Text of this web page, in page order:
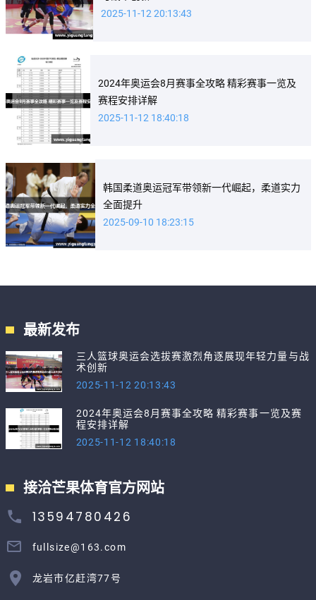
2025-11-12 20:13:43
2024年奥运会8月赛事全攻略 精彩赛事一览及
赛程安排详解
2025-11-12 18:40:18
韩国柔道奥运冠军带领新一代崛起，柔道实力
全面提升
2025-09-10 18:23:15
最新发布
三人篮球奥运会选拔赛激烈角逐展现年轻力量与战
术创新
2025-11-12 20:13:43
2024年奥运会8月赛事全攻略 精彩赛事一览及赛
程安排详解
2025-11-12 18:40:18
接洽芒果体育官方网站
13594780426
fullsize@163.com
龙岩市亿赶湾77号